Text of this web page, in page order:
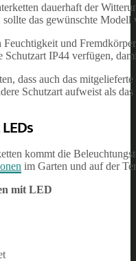
dauerhaft der
das gewünschte
und
IP44 verfügen,
dass auch das
Schutzart aufweist als
kommt die
im Garten und auf der
mit LED